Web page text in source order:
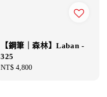
【鋼筆｜森林】Laban -
325
Regular
NT$ 4,800